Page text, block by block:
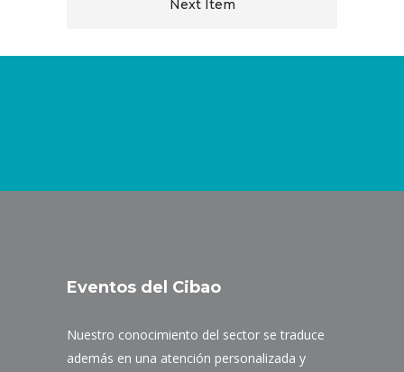
Next Item
Eventos del Cibao
Nuestro conocimiento del sector se traduce
además en una atención personalizada y